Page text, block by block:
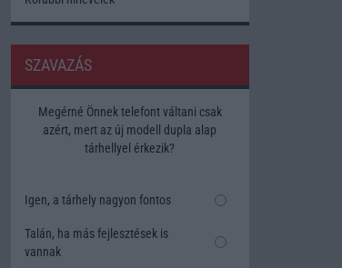
SZAVAZÁS
Megérné Önnek telefont váltani csak
azért, mert az új modell dupla alap
tárhellyel érkezik?
Igen, a tárhely nagyon fontos
Talán, ha más fejlesztések is
vannak